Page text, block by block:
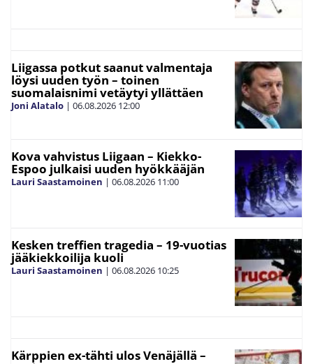
Liigassa potkut saanut valmentaja
löysi uuden työn – toinen
suomalaisnimi vetäytyi yllättäen
Joni Alatalo | 06.08.2026 12:00
Kova vahvistus Liigaan – Kiekko-
Espoo julkaisi uuden hyökkääjän
Lauri Saastamoinen | 06.08.2026 11:00
Kesken treffien tragedia – 19-vuotias
jääkiekkoilija kuoli
Lauri Saastamoinen | 06.08.2026 10:25
Kärppien ex-tähti ulos Venäjällä –